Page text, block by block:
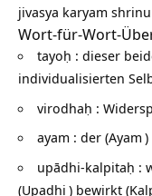
jivasya karyam
Wort-für-Wort-
tayoḥ : dieser
individualisierten
virodhaḥ :
ayam : der (Ayam )
upādhi-kalpitaḥ :
(Upadhi ) bewirkt (